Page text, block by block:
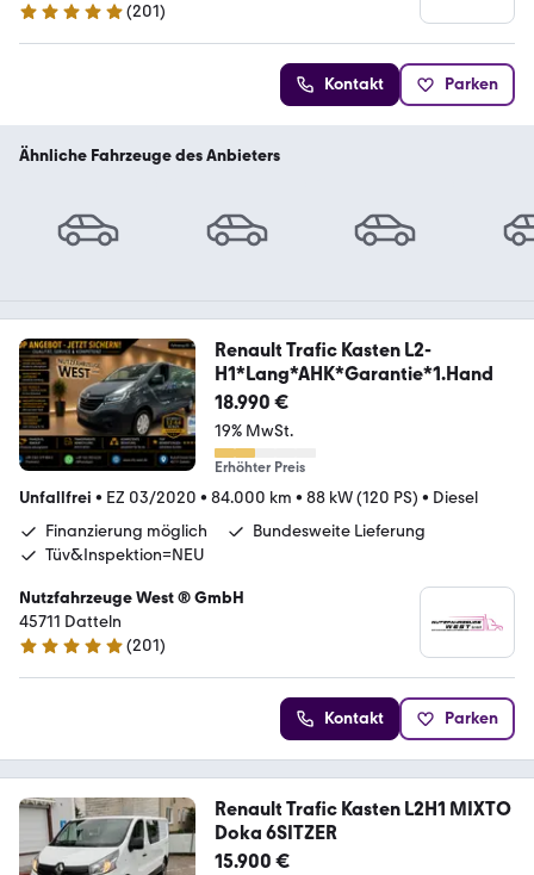
4.9 Sterne
(201)
Kontakt Parken
Ähnliche Fahrzeuge des Anbieters
Renault Trafic Kasten L2-
H1*Lang*AHK*Garantie*1.Hand
18.990 €
19% MwSt.
Erhöhter Preis
Unfallfrei • EZ 03/2020 • 84.000 km • 88 kW (120 PS) • Diesel
Finanzierung möglich
Bundesweite Lieferung
Tüv&Inspektion=NEU
Nutzfahrzeuge West ® GmbH
45711 Datteln
4.9 Sterne
(201)
Kontakt Parken
Renault Trafic Kasten L2H1 MIXTO
Doka 6SITZER
15.900 €